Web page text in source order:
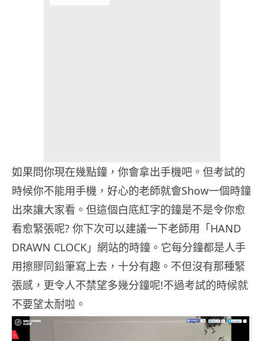
如果問你現在幾點鐘，你會拿出手機吧。但考試的
時候你不能用手機，好心的老師就會Show一個時鐘
出來讓大家看。但這個白底紅字的鐘是不是令你愈
看愈緊張呢? 你下次可以建議一下老師用「HAND
DRAWN CLOCK」網站的時鐘。它每分鐘都是人手
用擦膠同鉛筆寫上去，十分有趣。不但沒有那種緊
張感，更令人不禁望多幾分鐘呢!不過考試的時候就
不要望太耐啦。